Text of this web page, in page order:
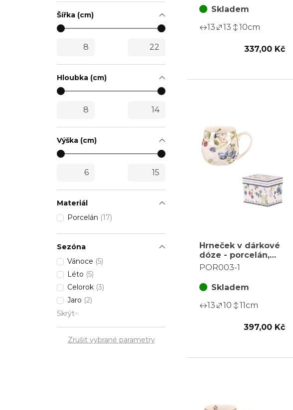
Šířka (cm)
Hloubka (cm)
Výška (cm)
Materiál
Porcelán (17)
Sezóna
Vánoce (5)
Léto (5)
Celorok (3)
Jaro (2)
Skrýt
Zrušit vybrané parametry
Skladem
13
13 10cm
337,00 Kč
Hrneček v dárkové
dóze - porcelán,
bílý s lesními plody
POR003-1
Skladem
13
10 11cm
397,00 Kč